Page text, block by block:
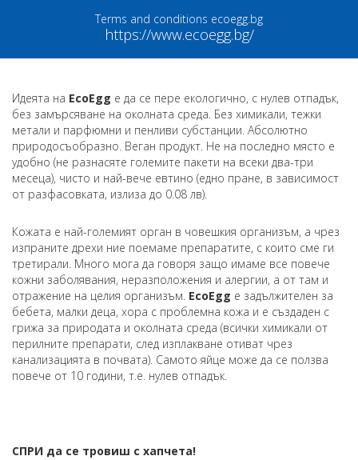
Terms and conditions ecoegg.bg
https://www.ecoegg.bg/
Идеята на EcoEgg е да се пере екологично, с нулев отпадък,
без замърсяване на околната среда. Без химикали, тежки
метали и парфюмни и пенливи субстанции. Абсолютно
природосъобразно. Веган продукт. Не на последно място е
удобно (не разнасяте големите пакети на всеки два-три
месеца), чисто и най-вече евтино (едно пране, в зависимост
от разфасовката, излиза до 0.08 лв).
Кожата е най-големият орган в човешкия организъм, а чрез
изпраните дрехи ние поемаме препаратите, с които сме ги
третирали. Много мога да говоря защо имаме все повече
кожни заболявания, неразположения и алергии, а от там и
отражение на целия организъм. EcoEgg е задължителен за
бебета, малки деца, хора с проблемна кожа и е създаден с
грижа за природата и околната среда (всички химикали от
перилните препарати, след изплакване отиват чрез
канализацията в почвата). Самото яйце може да се ползва
повече от 10 години, т.е. нулев отпадък.
СПРИ да се тровиш с хапчета!